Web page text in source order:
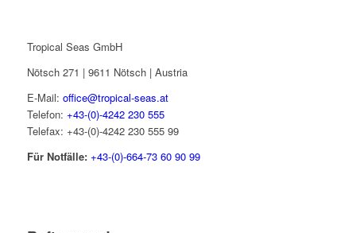
Tropical Seas GmbH
Nötsch 271 | 9611 Nötsch | Austria
E-Mail: office@tropical-seas.at
Telefon: +43-(0)-4242 230 555
Telefax: +43-(0)-4242 230 555 99
Für Notfälle: +43-(0)-664-73 60 90 99